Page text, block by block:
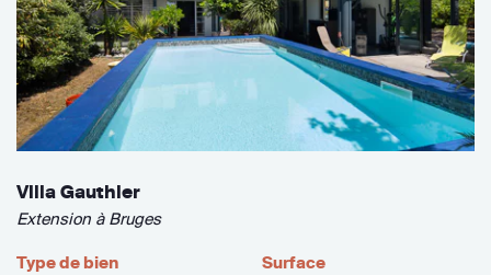
Villa Gauthier
Extension à Bruges
Type de bien
Surface